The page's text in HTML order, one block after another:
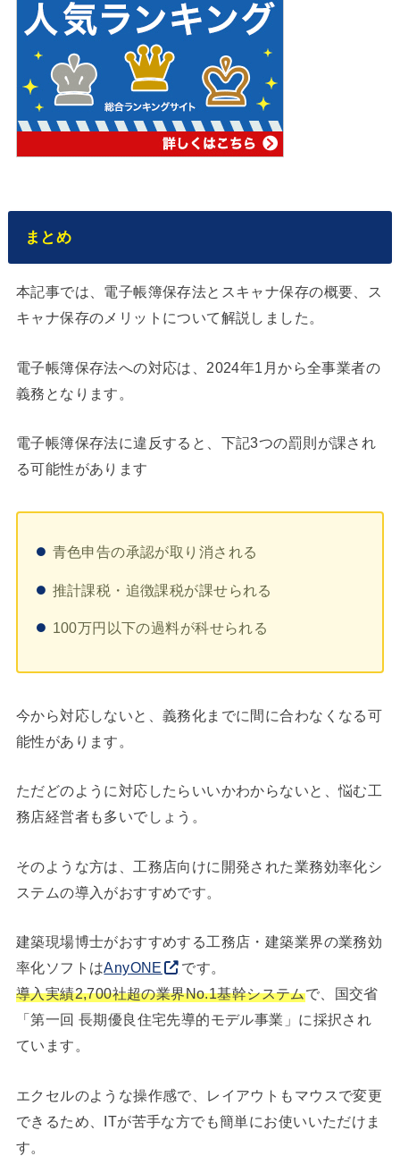
まとめ
本記事では、電子帳簿保存法とスキャナ保存の概要、ス
キャナ保存のメリットについて解説しました。
電子帳簿保存法への対応は、2024年1月から全事業者の
義務となります。
電子帳簿保存法に違反すると、下記3つの罰則が課され
る可能性があります
青色申告の承認が取り消される
推計課税・追徴課税が課せられる
100万円以下の過料が科せられる
今から対応しないと、義務化までに間に合わなくなる可
能性があります。
ただどのように対応したらいいかわからないと、悩む工
務店経営者も多いでしょう。
そのような方は、工務店向けに開発された業務効率化シ
ステムの導入がおすすめです。
建築現場博士がおすすめする工務店・建築業界の業務効
率化ソフトはAnyONE
です。
導入実績2,700社超の業界No.1基幹システムで、国交省
「第一回 長期優良住宅先導的モデル事業」に採択され
ています。
エクセルのような操作感で、レイアウトもマウスで変更
できるため、ITが苦手な方でも簡単にお使いいただけま
す。